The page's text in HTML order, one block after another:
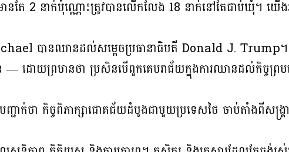
មានតែ 2 នាក់ប៉ុណ្ណោះត្រូវបានលើកលែង 18 នាក់នៅតែជាប់ឃុំ។ យើ
បានឈានដល់សម្តេចប្រធានាធិបតី Donald J. Trump។ ប្រ
— ដោយព្រមានថា ប្រសិនបើពួកគេបរាជ័យក្នុងការឈានដល់កិច្ចព្រ
ញ្ជាក់ថា កិច្ចពិភាក្សាជោគជ័យដំបូងជាមួយប្រទេសថៃ ចាប់តាំងពីសង្គ្រ